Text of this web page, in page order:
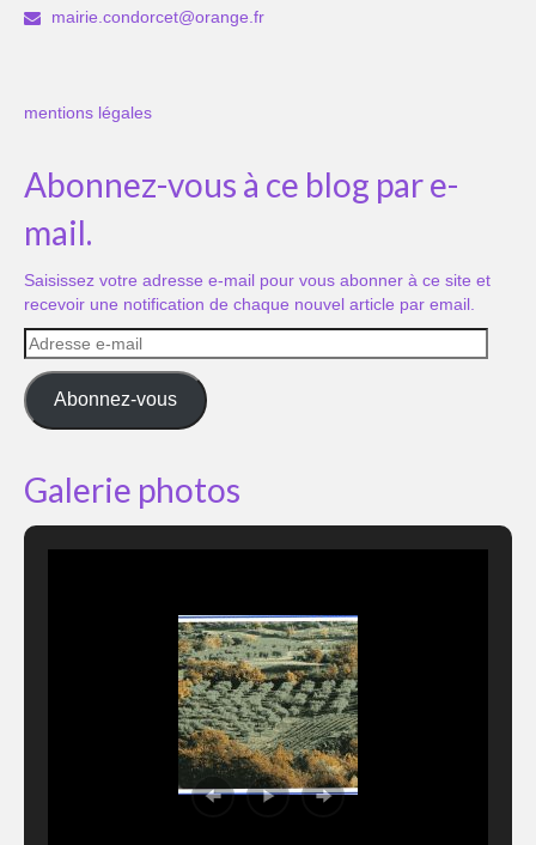
mairie.condorcet@orange.fr
mentions légales
Abonnez-vous à ce blog par e-
mail.
Saisissez votre adresse e-mail pour vous abonner à ce site et
recevoir une notification de chaque nouvel article par email.
Adresse
e-
mail
Abonnez-vous
Galerie photos